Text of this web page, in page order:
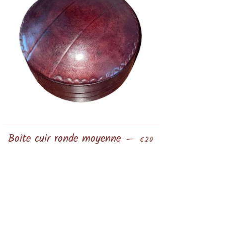
Boite cuir ronde moyenne — Prix régulier
€20